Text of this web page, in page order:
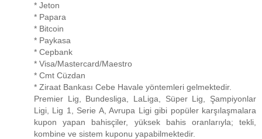
* Jeton
* Papara
* Bitcoin
* Paykasa
* Cepbank
* Visa/Mastercard/Maestro
* Cmt Cüzdan
* Ziraat Bankası Cebe Havale yöntemleri gelmektedir.
Premier Lig, Bundesliga, LaLiga, Süper Lig, Şampiyonlar
Ligi, Lig 1, Serie A, Avrupa Ligi gibi popüler karşılaşmalara
kupon yapan bahisçiler, yüksek bahis oranlarıyla; tekli,
kombine ve sistem kuponu yapabilmektedir.